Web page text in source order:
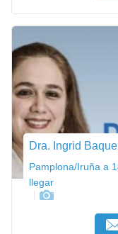
Dra. Ingrid
Pamplona/Iruña a
llegar